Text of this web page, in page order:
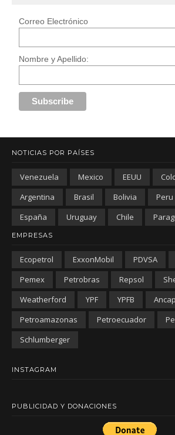
Correo Electrónico
Nombre y Apellido:
NOTICIAS POR PAÍSES
Venezuela Mexico EEUU
Argentina
Brasil Bolivia Peru
España
Uruguay Chile
EMPRESAS
Ecopetrol ExxonMobil PDVSA
Pemex
Petrobras Repsol
Weatherford
YPF YPFB
Ancap
Petroamazonas
Petroecuador
Schlumberger
INSTAGRAM
PUBLICIDAD Y DONACIONES